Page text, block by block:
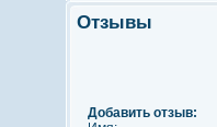
Отзывы
Добавить отзыв: